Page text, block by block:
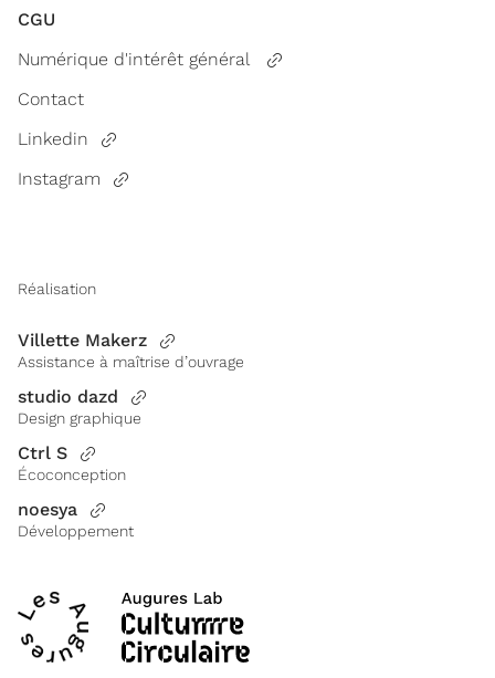
CGU
Numérique d'intérêt général
Contact
Linkedin
Instagram
Réalisation
Villette Makerz
Assistance à maîtrise d’ouvrage
studio dazd
Design graphique
Ctrl S
Écoconception
noesya
Développement